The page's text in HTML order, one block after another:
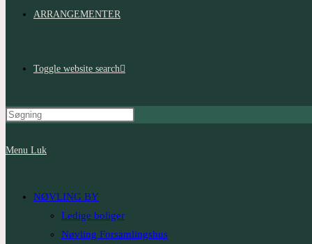
ARRANGEMENTER
Toggle website search
Menu Luk
NØVLING BY
Ledige boliger
Nøvling Forsamlingshus